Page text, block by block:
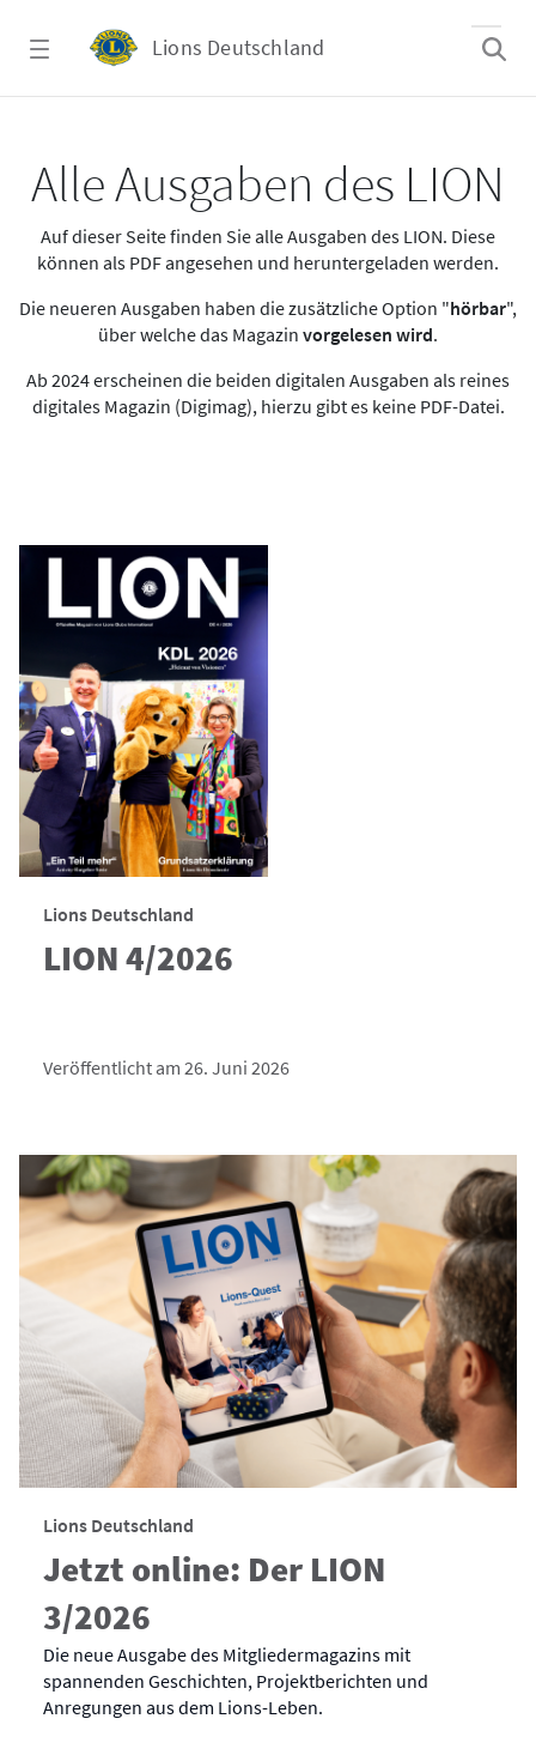
Lions Deutschland
Alle Ausgaben des LION
Auf dieser Seite finden Sie alle Ausgaben des LION. Diese
können als PDF angesehen und heruntergeladen werden.
Die neueren Ausgaben haben die zusätzliche Option "hörbar",
über welche das Magazin vorgelesen wird.
Ab 2024 erscheinen die beiden digitalen Ausgaben als reines
digitales Magazin (Digimag), hierzu gibt es keine PDF-Datei.
Lions Deutschland
LION 4/2026
Veröffentlicht am 26. Juni 2026
Lions Deutschland
Jetzt online: Der LION
3/2026
Die neue Ausgabe des Mitgliedermagazins mit
spannenden Geschichten, Projektberichten und
Anregungen aus dem Lions-Leben.